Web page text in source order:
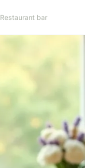
Restaurant bar